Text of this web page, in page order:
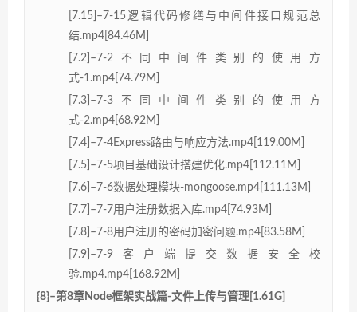
[7.15]–7-15逻辑代码修缮与中间件接口规范总
结.mp4[84.46M]
[7.2]–7-2不同中间件类别的使用方
式-1.mp4[74.79M]
[7.3]–7-3不同中间件类别的使用方
式-2.mp4[68.92M]
[7.4]–7-4Express路由与响应方法.mp4[119.00M]
[7.5]–7-5项目基础设计搭建优化.mp4[112.11M]
[7.6]–7-6数据处理模块-mongoose.mp4[111.13M]
[7.7]–7-7用户注册数据入库.mp4[74.93M]
[7.8]–7-8用户注册的密码加密问题.mp4[83.58M]
[7.9]–7-9客户端提交数据安全校
验.mp4.mp4[168.92M]
{8}–第8章Node框架实战篇-文件上传与管理[1.61G]